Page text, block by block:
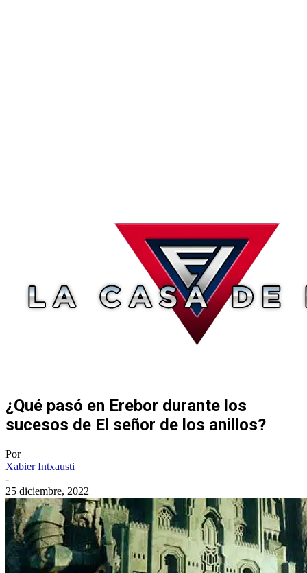
¿Qué pasó en Erebor durante los
sucesos de El señor de los anillos?
Por
Xabier Intxausti
-
25 diciembre, 2022